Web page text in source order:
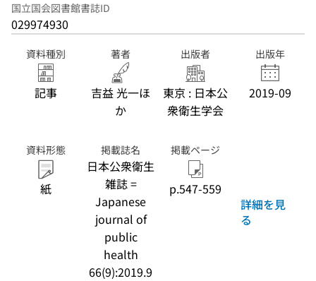
国立国会図書館書誌ID
029974930
資料種別
記事
著者
吉益 光一ほ
か
出版者
東京 : 日本公
衆衛生学会
出版年
2019-09
資料形態
紙
掲載誌名
日本公衆衛生
雑誌 =
Japanese
journal of
public
health
66(9):2019.9
掲載ページ
p.547-559
詳細を見
る